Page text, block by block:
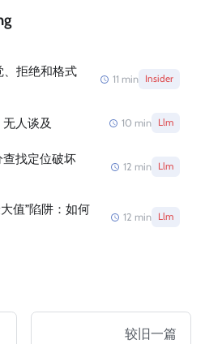
、拒绝和格式
11 min Insider
人谈及 10 min Llm
查找定位破坏
12 min Llm
值”陷阱：如何
12 min Llm
较旧一篇